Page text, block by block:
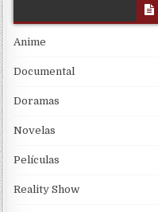
Anime
Documental
Doramas
Novelas
Películas
Reality Show